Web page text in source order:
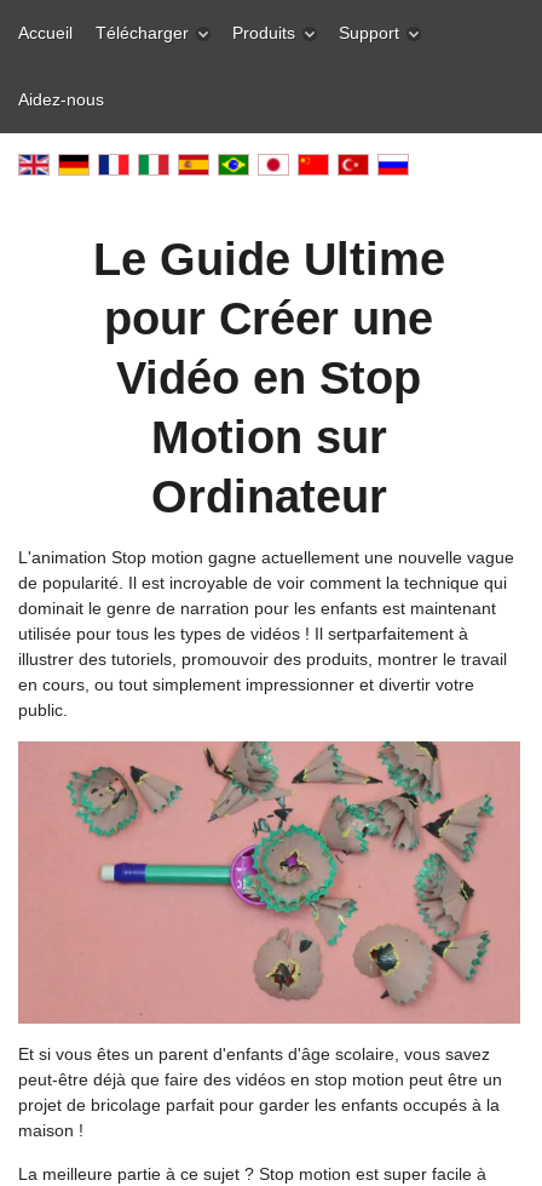
Accueil Télécharger Produits Support
Aidez-nous
Le Guide Ultime
pour Créer une
Vidéo en Stop
Motion sur
Ordinateur
L'animation Stop motion gagne actuellement une nouvelle vague
de popularité. Il est incroyable de voir comment la technique qui
dominait le genre de narration pour les enfants est maintenant
utilisée pour tous les types de vidéos ! Il sertparfaitement à
illustrer des tutoriels, promouvoir des produits, montrer le travail
en cours, ou tout simplement impressionner et divertir votre
public.
Et si vous êtes un parent d'enfants d'âge scolaire, vous savez
peut-être déjà que faire des vidéos en stop motion peut être un
projet de bricolage parfait pour garder les enfants occupés à la
maison !
La meilleure partie à ce sujet ? Stop motion est super facile à